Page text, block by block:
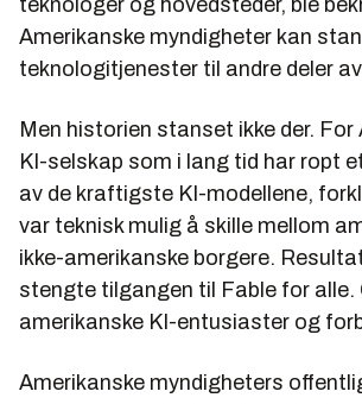
Amerikanske myndigheter kan
teknologitjenester til andre deler
Men historien stanset ikke der. For
KI-selskap som i lang tid har ropt
av de kraftigste KI-modellene,
var teknisk mulig å skille mellom
ikke-amerikanske borgere.
stengte tilgangen til Fable for alle.
amerikanske KI-entusiaster og
Amerikanske myndigheters